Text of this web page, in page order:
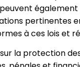
pertinentes
à ces lois et
la protection